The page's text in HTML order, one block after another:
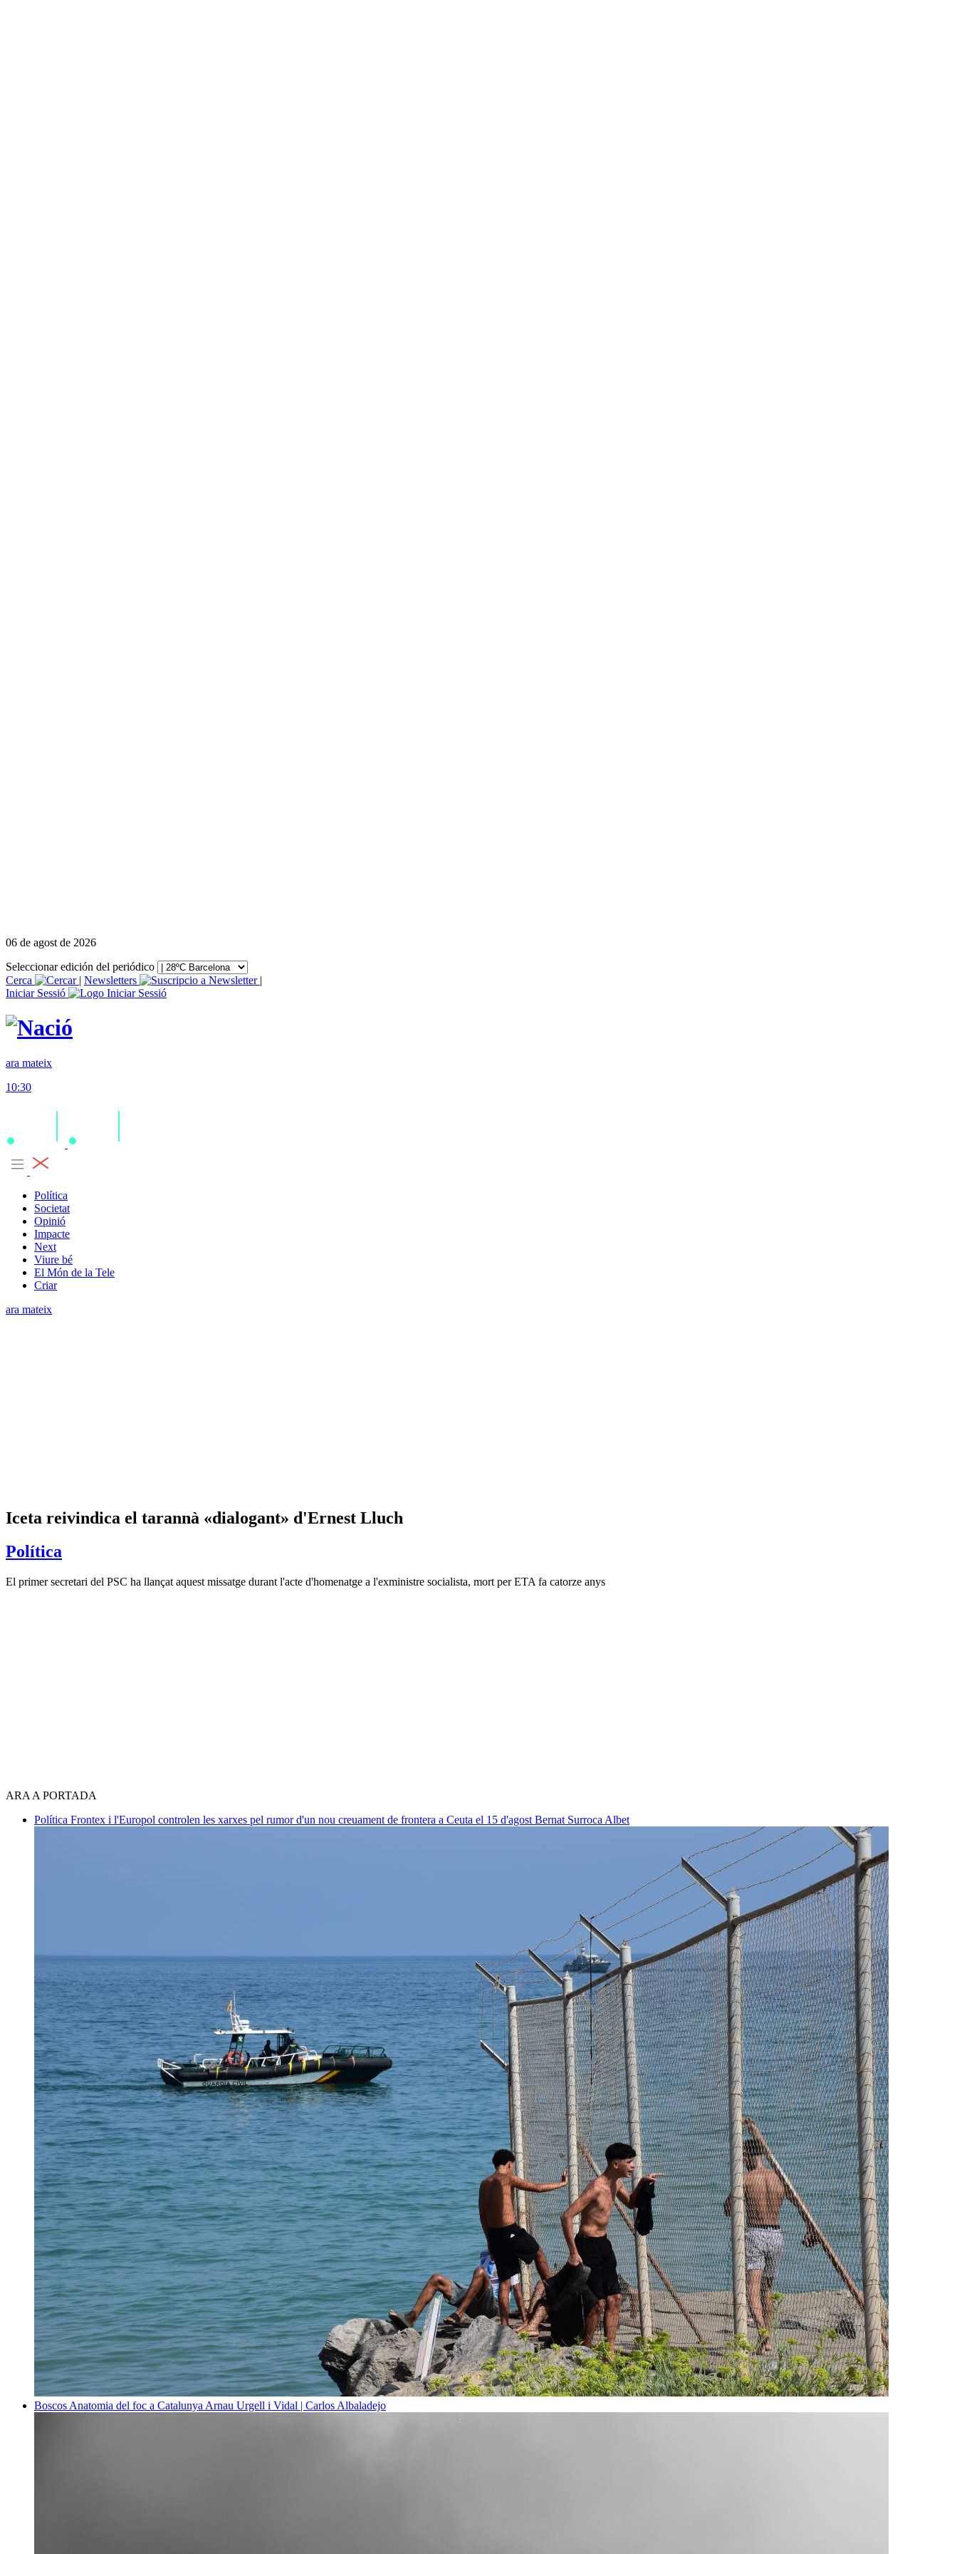
06 de agost de 2026
Seleccionar edición del periódico
Cerca
| Newsletters
|
Iniciar Sessió
ara mateix
10:30
Política
Societat
Opinió
Impacte
Next
Viure bé
El Món de la Tele
Criar
ara mateix
Iceta reivindica el tarannà «dialogant» d'Ernest Lluch
Política
El primer secretari del PSC ha llançat aquest missatge durant l'acte d'homenatge a l'exministre socialista, mort per ETA fa catorze anys
ARA A PORTADA
Política Frontex i l'Europol controlen les xarxes pel rumor d'un nou creuament de frontera a Ceuta el 15 d'agost Bernat Surroca Albet
Boscos Anatomia del foc a Catalunya Arnau Urgell i Vidal | Carlos Albaladejo